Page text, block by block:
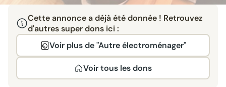
Cette annonce a déjà été donnée ! Retrouvez
d'autres super dons ici :
Voir plus de "Autre électroménager"
Voir tous les dons